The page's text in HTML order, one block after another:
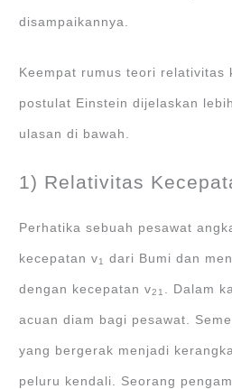
disampaikannya.
Keempat rumus teori relativitas
postulat Einstein dijelaskan
ulasan di bawah.
1) Relativitas
Perhatika sebuah pesawat
kecepatan v1 dari Bumi dan
dengan kecepatan v21 . Dalam
acuan diam bagi pesawat.
yang bergerak menjadi
peluru kendali. Seorang